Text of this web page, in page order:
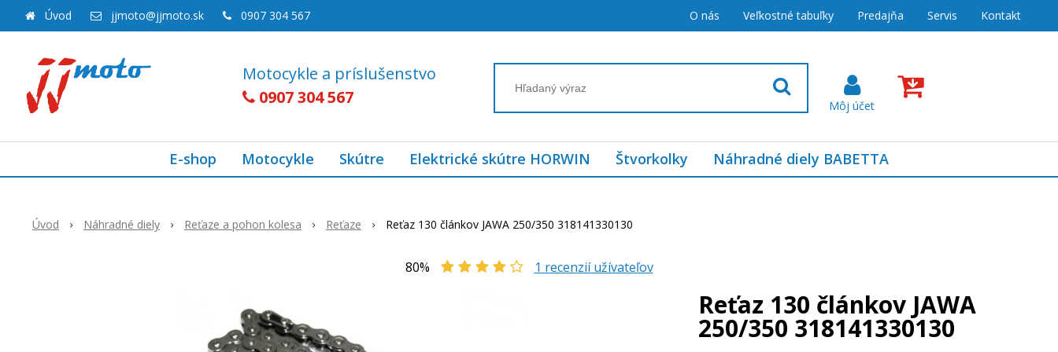
Motocykle a príslušenstvo
0907 304 567
Úvod jjmoto@jjmoto.sk 0907 304 567 O nás Veľkostné tabuľky Predajňa Servis Kontakt
E-shop Motocykle Skútre Elektrické skútre HORWIN Štvorkolky Náhradné diely BABETTA
Úvod Náhradné diely Reťaze a pohon kolesa Reťaze Reťaz 130 článkov JAWA 250/350 318141330130
80% 1 recenzií užívateľov
Reťaz 130 článkov JAWA
250/350 318141330130